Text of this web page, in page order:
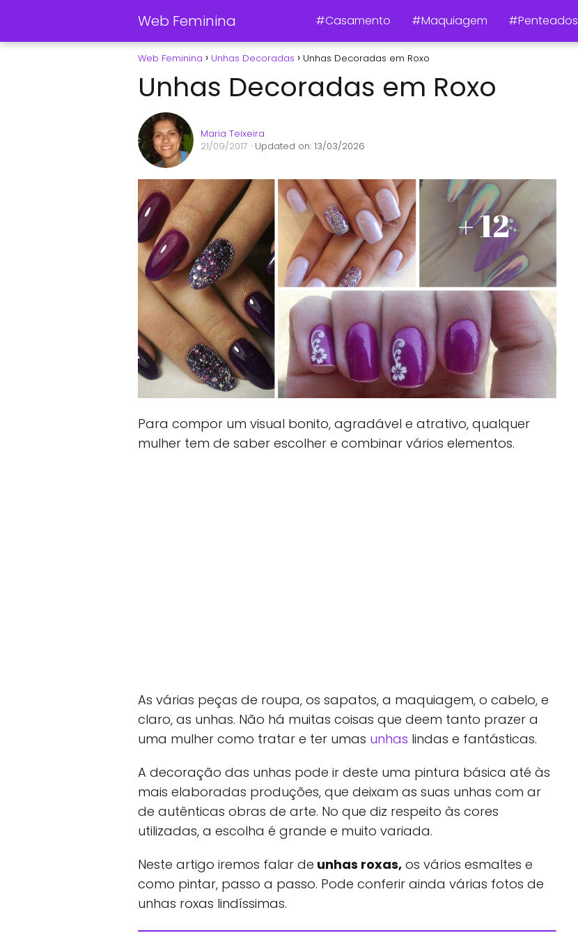
Web Feminina #Casamento #Maquiagem #Penteados
Web Feminina Unhas Decoradas Unhas Decoradas em Roxo
Unhas Decoradas em Roxo
Maria Teixeira
21/09/2017 · Updated on: 13/03/2026
Para compor um visual bonito, agradável e atrativo, qualquer
mulher tem de saber escolher e combinar vários elementos.
As várias peças de roupa, os sapatos, a maquiagem, o cabelo, e
claro, as unhas. Não há muitas coisas que deem tanto prazer a
uma mulher como tratar e ter umas unhas lindas e fantásticas.
A decoração das unhas pode ir deste uma pintura básica até às
mais elaboradas produções, que deixam as suas unhas com ar
de autênticas obras de arte. No que diz respeito às cores
utilizadas, a escolha é grande e muito variada.
Neste artigo iremos falar de unhas roxas, os vários esmaltes e
como pintar, passo a passo. Pode conferir ainda várias fotos de
unhas roxas lindíssimas.